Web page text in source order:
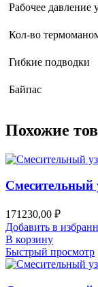
Рабочее давление
Кол-во
Гибкие подводки
Байпас
Похожие
Смесительный
171230,00 ₽
Добавить в
В корзину
Быстрый просмотр